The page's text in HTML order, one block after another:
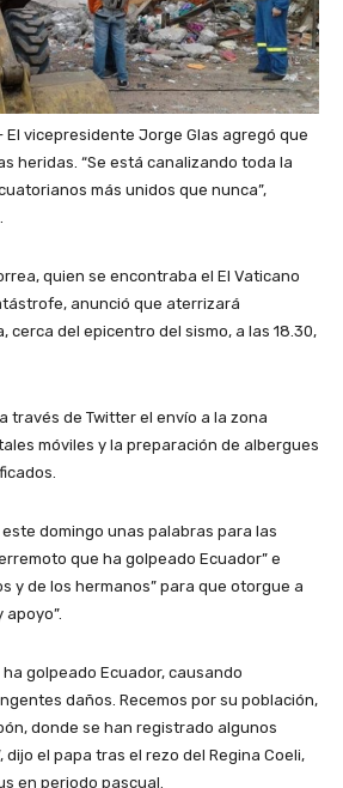
El vicepresidente Jorge Glas agregó que
heridas. “Se está canalizando toda la
más unidos que nunca”,
quien se encontraba el El Vaticano
anunció que aterrizará
cerca del epicentro del sismo, a las 18.30,
través de Twitter el envío a la zona
móviles y la preparación de albergues
domingo unas palabras para las
que ha golpeado Ecuador” e
y de los hermanos” para que otorgue a
golpeado Ecuador, causando
daños. Recemos por su población,
donde se han registrado algunos
el papa tras el rezo del Regina Coeli,
en periodo pascual.